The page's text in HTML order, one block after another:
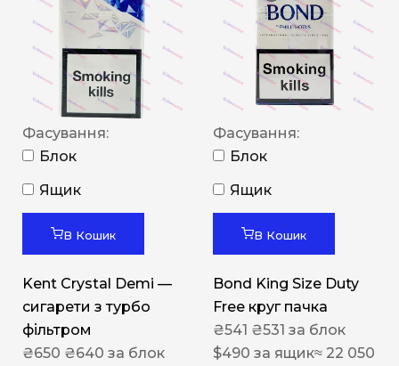
Фасування:
Блок
Ящик
В Кошик
Kent Crystal Demi —
сигарети з турбо
фільтром
₴650 ₴640 за блок
Фасування:
Блок
Ящик
В Кошик
Bond King Size Duty
Free круг пачка
₴541 ₴531 за блок
$490 за ящик≈ 22 050